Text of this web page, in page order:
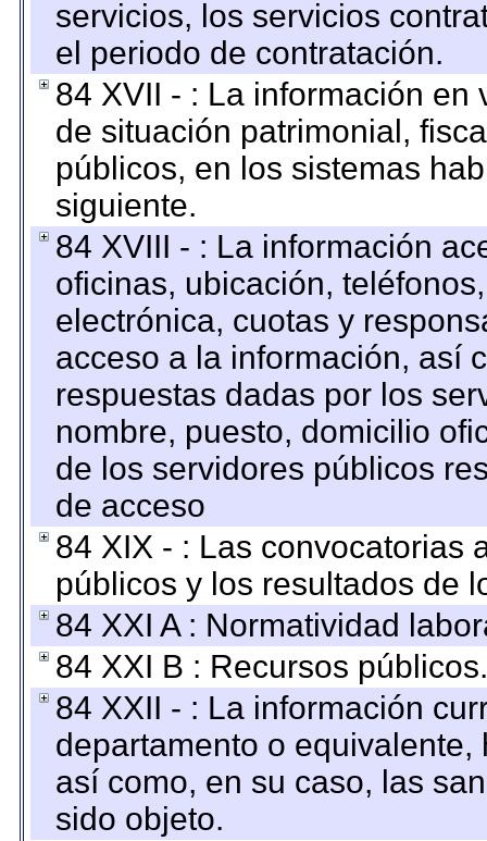
servicios, los servicios
el periodo de contratación.
84 XVII - : La información
de situación patrimonial,
públicos, en los sistemas
siguiente.
84 XVIII - : La información
oficinas, ubicación,
electrónica, cuotas y
acceso a la información, así
respuestas dadas por los
nombre, puesto, domicilio
de los servidores públicos
de acceso
84 XIX - : Las convocatorias
públicos y los resultados de
84 XXI A : Normatividad
84 XXI B : Recursos públicos.
84 XXII - : La información
departamento o
así como, en su caso, las
sido objeto.